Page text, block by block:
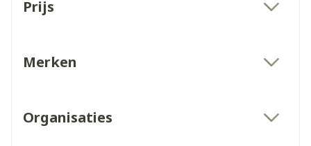
Prijs
Merken
Organisaties